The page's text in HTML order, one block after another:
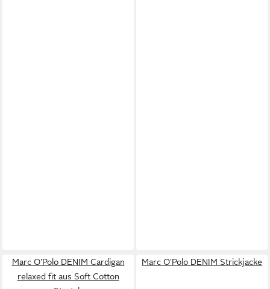
Marc O'Polo DENIM Cardigan
relaxed fit aus Soft Cotton
Marc O'Polo DENIM Strickjacke